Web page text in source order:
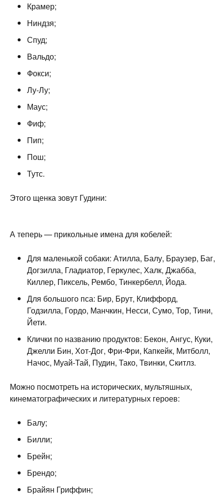
Крамер;
Ниндзя;
Спуд;
Вальдо;
Фокси;
Лу-Лу;
Маус;
Фиф;
Пип;
Пош;
Тутс.
Этого щенка зовут Гудини:
А теперь — прикольные имена для кобелей:
Для маленькой собаки: Атилла, Балу, Браузер, Баг,
Догзилла, Гладиатор, Геркулес, Халк, Джабба,
Киллер, Пиксель, Рембо, Тинкербелл, Йода.
Для большого пса: Бир, Брут, Клиффорд,
Годзилла, Гордо, Манчкин, Несси, Сумо, Тор, Тини,
Йети.
Клички по названию продуктов: Бекон, Ангус, Куки,
Джелли Бин, Хот-Дог, Фри-Фри, Капкейк, Митболл,
Начос, Муай-Тай, Пудин, Тако, Твинки, Скитлз.
Можно посмотреть на исторических, мультяшных,
кинематографических и литературных героев:
Балу;
Билли;
Брейн;
Брендо;
Брайян Гриффин;